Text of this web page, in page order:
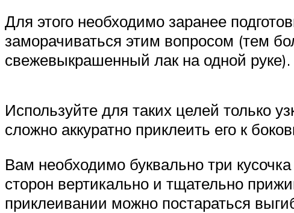
Для этого необходимо заранее
заморачиваться этим вопросом (тем
свежевыкрашенный лак на одной руке).
Используйте для таких целей только
сложно аккуратно приклеить его к
Вам необходимо буквально три
сторон вертикально и тщательно
приклеивании можно постараться